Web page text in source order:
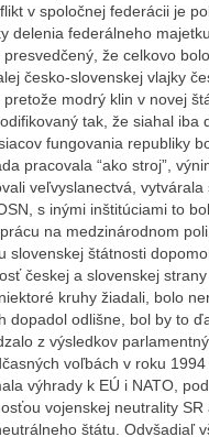
v spoločnej federácii je
delenia federálneho
že celkovo
česko-slovenskej vlajky
modrý klin v novej
tak, že siahal iba
fungovania republiky
pracovala “ako stroj”,
veľvyslanectvá,
s inými inštitúciami to
na medzinárodnom
slovenskej štátnosti
českej a slovenskej
kruhy žiadali, bolo
dopadol odlišne, bol by to
z výsledkov
voľbách v roku
výhrady k EÚ i NATO,
vojenskej neutrality
štátu. Odvšadiaľ